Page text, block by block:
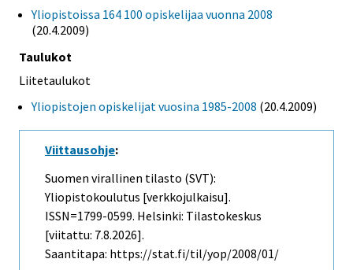
Yliopistoissa 164 100 opiskelijaa vuonna 2008
(20.4.2009)
Taulukot
Liitetaulukot
Yliopistojen opiskelijat vuosina 1985-2008 (20.4.2009)
Viittausohje:
Suomen virallinen tilasto (SVT):
Yliopistokoulutus [verkkojulkaisu].
ISSN=1799-0599. Helsinki: Tilastokeskus
[viitattu: 7.8.2026].
Saantitapa: https://stat.fi/til/yop/2008/01/